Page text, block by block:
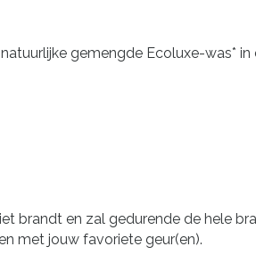
gemengde Ecoluxe-was*
brandt en zal gedurende de hele
met jouw favoriete geur(en).